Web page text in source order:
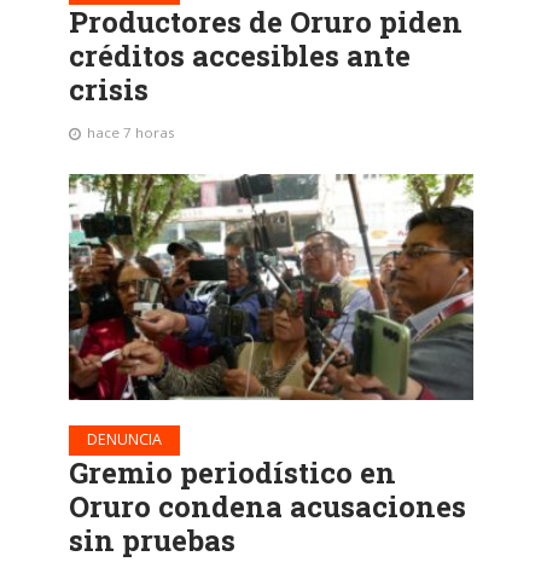
Productores de Oruro piden
créditos accesibles ante
crisis
hace 7 horas
DENUNCIA
Gremio periodístico en
Oruro condena acusaciones
sin pruebas